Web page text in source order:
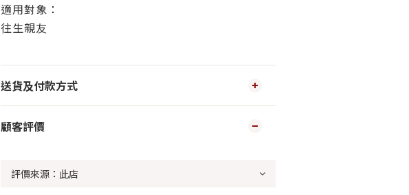
適用對象：
往生親友
送貨及付款方式
顧客評價